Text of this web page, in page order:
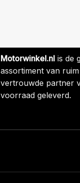
Motorwinkel.nl is de
assortiment van
vertrouwde partner
voorraad geleverd.